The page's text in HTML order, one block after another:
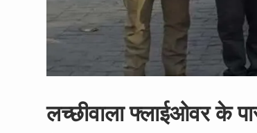
लच्छीवाला फ्लाईओवर के